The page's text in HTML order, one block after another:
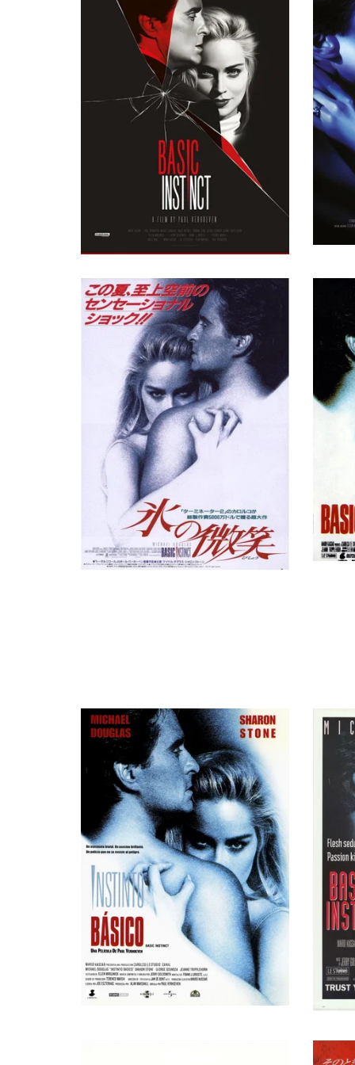
Эрик Поппик
Coroner's Guy
Рон Кейкас
Policeman
Кен Либенсон
Doo Wah Riders
Линди Расмуссон
Doo Wah Riders
Эдди Данбар
Doo Wah Riders
Тод МакКиббин
Doo Wah Riders
Джули Бонд
Hand Puppet Model
Дорин Фу Крофт
слухи
Эндрю А. Рольфс
Police Officer, в титрах не указан
Майкл Дуглас
Det. Nick Curran
Шэрон Стоун
Catherine Tramell
Джордж Дзундза
Det. Gus Moran
Джинн Трипплхорн
Dr. Beth Garner
Лейлани Сарелл
Roxy Hardy
Челси Росс